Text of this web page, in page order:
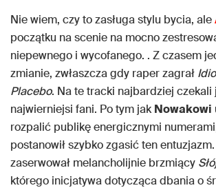
Nie wiem, czy to zasługa stylu bycia, ale
początku na scenie na mocno
niepewnego i wycofanego. . Z czasem
zmianie, zwłaszcza gdy raper zagrał
Placebo. Na te tracki najbardziej czekali
najwierniejsi fani. Po tym jakNowakowi
rozpalić publikę energicznymi
postanowił szybko zgasić ten
zaserwował melancholijnie brzmiący
którego inicjatywa dotycząca dbania o